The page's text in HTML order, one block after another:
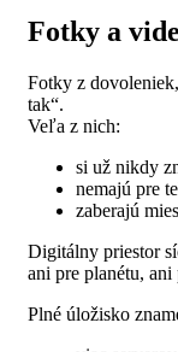
Fotky a
Fotky z
tak“.
Veľa z nich:
si už nikdy
nemajú pre
zaberajú
Digitálny priestor
ani pre planétu,
Plné úložisko